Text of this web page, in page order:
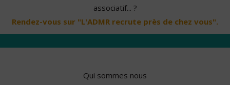
associatif... ?
Rendez-vous sur "L'ADMR recrute près de chez vous".
Qui sommes nous